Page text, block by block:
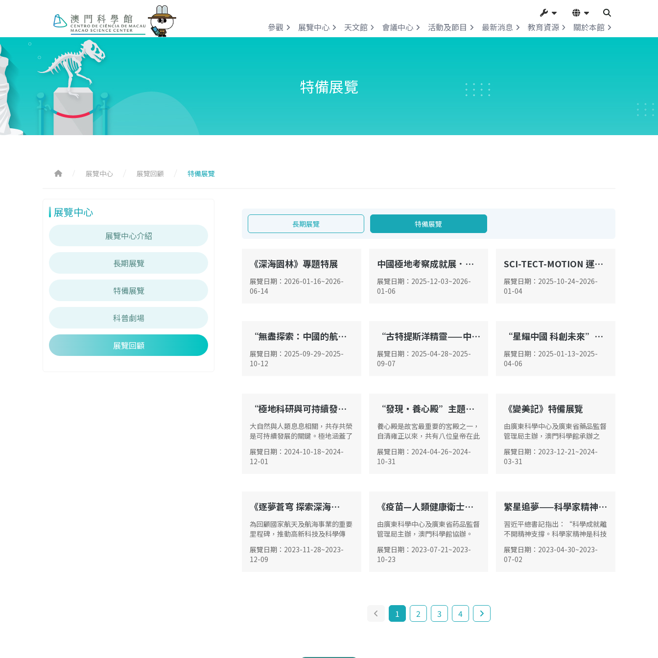
參觀 展覽中心 天文館 會議中心 活動及節目 最新消息 教育資源 關於本館
特備展覽
展覽中心 展覽回顧 特備展覽
展覽中心
展覽中心介紹
長期展覽
特備展覽
科普劇場
展覽回顧
長期展覽 特備展覽
G02
《深海園林》專題特展
展覽日期 ： 2026-01-16~2026-
06-14
展覽中心中庭 中國極地考察成就展．澳門站
展覽日期： 2025-12-03~2026-
01-06
G02 SCI-TECT-MOTION 運動X科技嘉年華
展覽日期 ： 2025-10-24~2026-
01-04
G02 “無盡探索：中國的航天、航空及航海”展覽
展覽日期 ： 2025-09-29~2025-
10-12
G02 “古特提斯洋精靈——中國三疊紀海洋爬行動物”特備展覽
展覽日期： 2025-04-28~2025-
09-07
G02 “星耀中國 科創未來”系列展覽
展覽日期 ： 2025-01-13~2025-
04-06
展覽中心中庭 “極地科研與可持續發展”特備展覽
大自然與人類息息相關，共存共榮
是可持續發展的關鍵。極地涵蓋了
物和化石能源，同時是生物多樣性
的關鍵保護區域。其溫度差異影響
重要角色。
展覽日期 ： 2024-10-18~2024-
12-01
G02 “發現‧養心殿”主題數字體驗展
養心殿是故宮最重要的宮殿之一，
自清雍正以來，共有八位皇帝在此
歷史和生活的重要實證。
展覽日期： 2024-04-26~2024-
10-31
G02
《變美記》特備展覽
由廣東科學中心及廣東省藥品監督
管理局主辦，澳門科學館承辦之
展覽日期 ： 2023-12-21~2024-
03-31
G02 《逐夢蒼穹 探索深海——中國航天航海科技薈澳》科普展覽
為回顧國家航天及航海事業的重要
里程碑，推動高新科技及科學傳
國科普教育基地”及“科學家精神
教育基地”的功能價值
展覽日期 ： 2023-11-28~2023-
12-09
G02 《疫苗—人類健康衛士》特備展覽
由廣東科學中心及廣東省葯品監督
管理局主辦，澳門科學館協辦。
展覽日期： 2023-07-21~2023-
10-23
G02 繁星追夢——科學家精神主題展
習近平總書記指出：“科學成就離
不開精神支撐。科學家精神是科技
貴精神財富。”
展覽日期 ： 2023-04-30~2023-
07-02
1 2 3 4